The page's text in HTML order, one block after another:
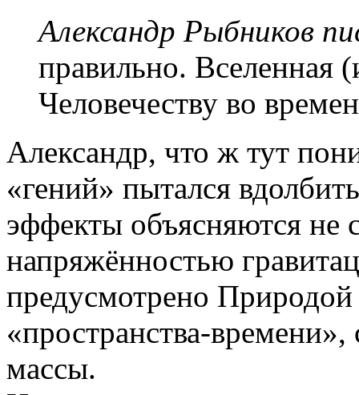
Александр Рыбников
правильно. Вселенная
Человечеству во
Александр, что ж тут
«гений» пытался
эффекты объясняются не
напряжённостью
предусмотрено
«пространства-времени»,
массы.